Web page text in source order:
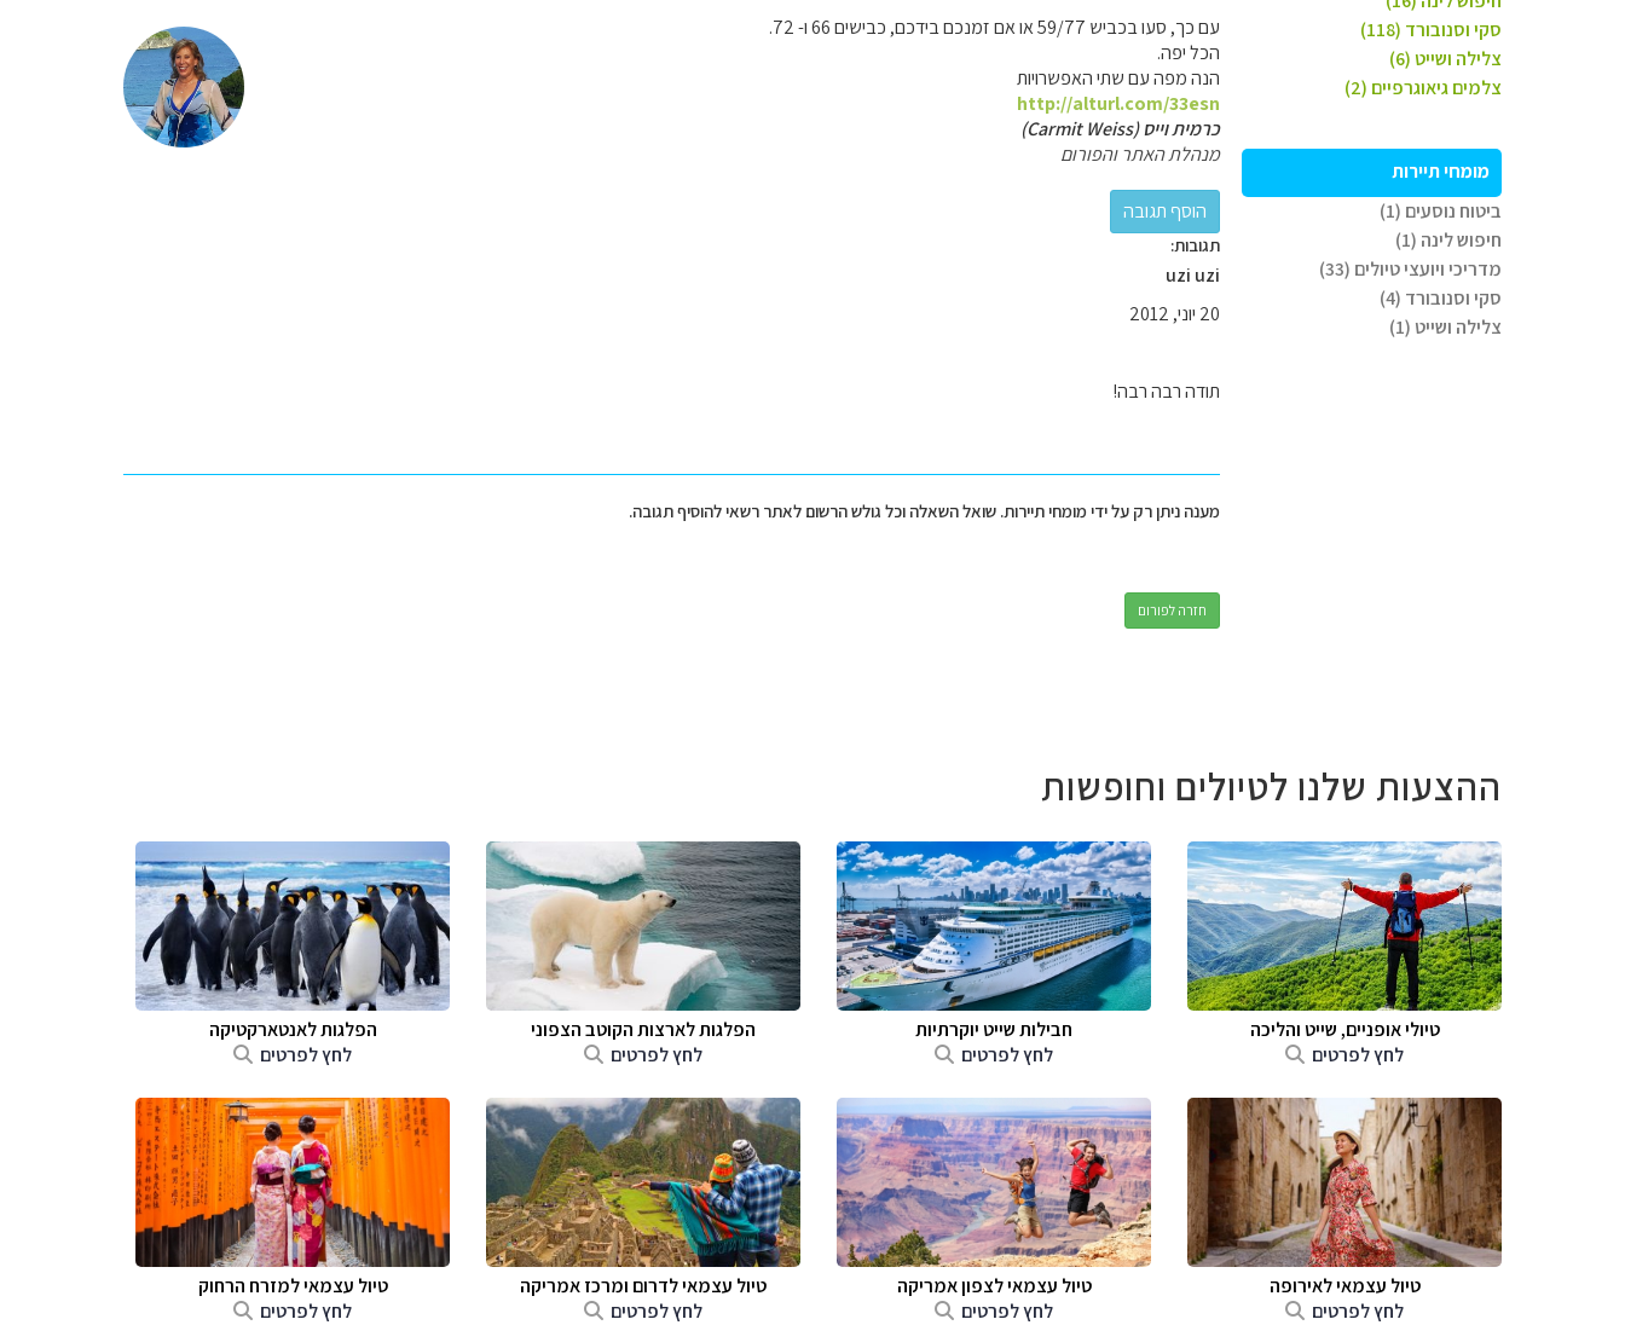
סקי וסנובורד (118)
צלילה ושייט (6)
צלמים גיאוגרפיים (2)
מומחי תיירות
ביטוח נוסעים (1)
חיפוש לינה (1)
מדריכי ויועצי טיולים (33)
סקי וסנובורד (4)
צלילה ושייט (1)
עם כך, סעו בכביש 59/77 או אם זמנכם בידכם, כבישים 66 ו- 72.
הכל יפה.
הנה מפה עם שתי האפשרויות
http://alturl.com/33esn
כרמית וייס (Carmit Weiss)
מנהלת האתר והפורום
תגובות:
uzi uzi
20 יוני, 2012
תודה רבה רבה!
מענה ניתן רק על ידי מומחי תיירות. שואל השאלה וכל גולש הרשום לאתר רשאי להוסיף תגובה.
חזרה לפורום
ההצעות שלנו לטיולים וחופשות
טיולי אופניים, שייט והליכה
לחץ לפרטים
חבילות שייט יוקרתיות
לחץ לפרטים
הפלגות לארצות הקוטב הצפוני
לחץ לפרטים
הפלגות לאנטארקטיקה
לחץ לפרטים
טיול עצמאי לאירופה
לחץ לפרטים
טיול עצמאי לצפון אמריקה
לחץ לפרטים
טיול עצמאי לדרום ומרכז אמריקה
לחץ לפרטים
טיול עצמאי למזרח הרחוק
לחץ לפרטים